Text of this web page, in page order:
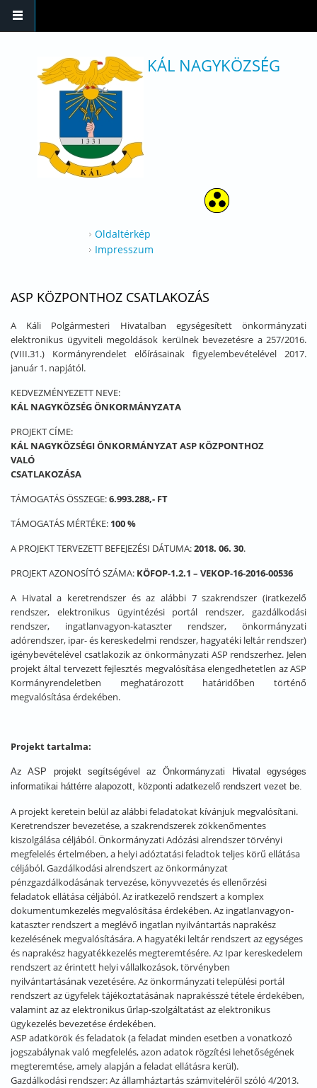
KÁL NAGYKÖZSÉG
Oldaltérkép
Impresszum
ASP KÖZPONTHOZ CSATLAKOZÁS
A Káli Polgármesteri Hivatalban egységesített önkormányzati
elektronikus ügyviteli megoldások kerülnek bevezetésre a 257/2016.
(VIII.31.) Kormányrendelet előírásainak figyelembevételével 2017.
január 1. napjától.
KEDVEZMÉNYEZETT NEVE:
KÁL NAGYKÖZSÉG ÖNKORMÁNYZATA
PROJEKT CÍME:
KÁL NAGYKÖZSÉGI ÖNKORMÁNYZAT ASP KÖZPONTHOZ
VALÓ
TÁMOGATÁS ÖSSZEGE:6.993.288,- FT
TÁMOGATÁS MÉRTÉKE: 100 %
A PROJEKT TERVEZETT BEFEJEZÉSI DÁTUMA:2018. 06. 30.
PROJEKT AZONOSÍTÓ SZÁMA: KÖFOP-1.2.1 – VEKOP-16-2016-00536
A Hivatal a keretrendszer és az alábbi 7 szakrendszer (iratkezelő
rendszer, elektronikus ügyintézési portál rendszer, gazdálkodási
rendszer, ingatlanvagyon-kataszter rendszer, önkormányzati
adórendszer, ipar- és kereskedelmi rendszer, hagyatéki leltár rendszer)
igénybevételével csatlakozik az önkormányzati ASP rendszerhez. Jelen
projekt által tervezett fejlesztés megvalósítása elengedhetetlen az ASP
Kormányrendeletben meghatározott határidőben történő
megvalósítása érdekében.
Projekt tartalma:
Az ASP projekt segítségével az Önkormányzati Hivatal egységes
informatikai háttérre alapozott, központi adatkezelő rendszert vezet be.
A projekt keretein belül az alábbi feladatokat kívánjuk megvalósítani.
Keretrendszer bevezetése, a szakrendszerek zökkenőmentes
kiszolgálása céljából. Önkormányzati Adózási alrendszer törvényi
megfelelés értelmében, a helyi adóztatási feladtok teljes körű ellátása
céljából. Gazdálkodási alrendszert az önkormányzat
pénzgazdálkodásának tervezése, könyvvezetés és ellenőrzési
feladatok ellátása céljából. Az iratkezelő rendszert a komplex
dokumentumkezelés megvalósítása érdekében. Az ingatlanvagyon-
kataszter rendszert a meglévő ingatlan nyilvántartás naprakész
kezelésének megvalósítására. A hagyatéki leltár rendszert az egységes
és naprakész hagyatékkezelés megteremtésére. Az Ipar kereskedelem
rendszert az érintett helyi vállalkozások, törvényben
nyilvántartásának vezetésére. Az önkormányzati települési portál
rendszert az ügyfelek tájékoztatásának naprakésszé tétele érdekében,
valamint az az elektronikus űrlap-szolgáltatást az elektronikus
ügykezelés bevezetése érdekében.
ASP adatkörök és feladatok (a feladat minden esetben a vonatkozó
jogszabálynak való megfelelés, azon adatok rögzítési lehetőségének
megteremtése, amely alapján a feladat ellátásra kerül).
Gazdálkodási rendszer: Az államháztartás számviteléről szóló 4/2013.